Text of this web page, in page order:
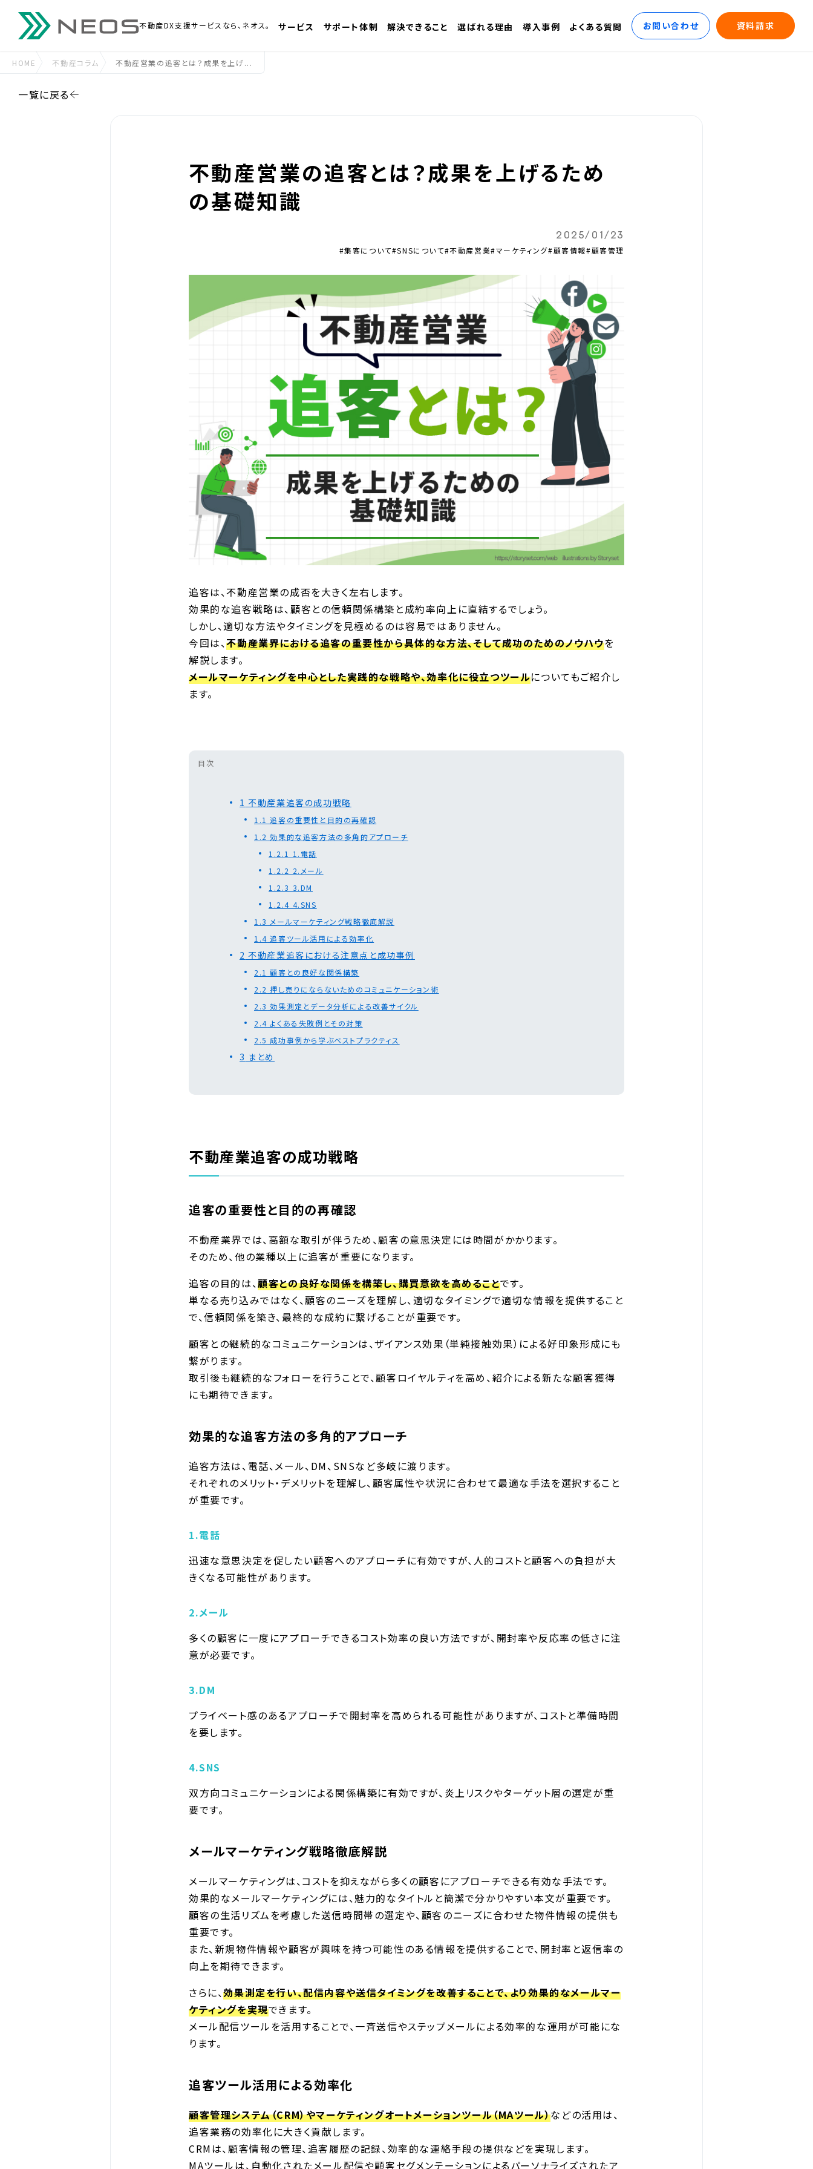
不動産DX支援サービスなら、ネオス。 サービス サポート体制 解決できること 選ばれる理由 導入事例 よくある質問 お問い合わせ 資料請求
HOME 不動産コラム 不動産営業の追客とは？成果を上げ...
一覧に戻る
不動産営業の追客とは？成果を上げるため
の基礎知識
2025/01/23
#集客について#SNSについて#不動産営業#マーケティング#顧客情報#顧客管理
追客は、不動産営業の成否を大きく左右します。
効果的な追客戦略は、顧客との信頼関係構築と成約率向上に直結するでしょう。
しかし、適切な方法やタイミングを見極めるのは容易ではありません。
今回は、不動産業界における追客の重要性から具体的な方法、そして成功のためのノウハウを
解説します。
メールマーケティングを中心とした実践的な戦略や、効率化に役立つツールについてもご紹介し
ます。
目次
1 不動産業追客の成功戦略
1.1 追客の重要性と目的の再確認
1.2 効果的な追客方法の多角的アプローチ
1.2.1
1.電話
1.2.2 2.メール
1.2.3 3.DM
1.2.4 4.SNS
1.3 メールマーケティング戦略徹底解説
1.4 追客ツール活用による効率化
2 不動産業追客における注意点と成功事例
2.1 顧客との良好な関係構築
2.2 押し売りにならないためのコミュニケーション術
2.3 効果測定とデータ分析による改善サイクル
2.4 よくある失敗例とその対策
2.5 成功事例から学ぶベストプラクティス
3 まとめ
不動産業追客の成功戦略
追客の重要性と目的の再確認
不動産業界では、高額な取引が伴うため、顧客の意思決定には時間がかかります。
そのため、他の業種以上に追客が重要になります。
追客の目的は、顧客との良好な関係を構築し、購買意欲を高めることです。
単なる売り込みではなく、顧客のニーズを理解し、適切なタイミングで適切な情報を提供すること
で、信頼関係を築き、最終的な成約に繋げることが重要です。
顧客との継続的なコミュニケーションは、ザイアンス効果（単純接触効果）による好印象形成にも
繋がります。
取引後も継続的なフォローを行うことで、顧客ロイヤルティを高め、紹介による新たな顧客獲得
にも期待できます。
効果的な追客方法の多角的アプローチ
追客方法は、電話、メール、DM、SNSなど多岐に渡ります。
それぞれのメリット・デメリットを理解し、顧客属性や状況に合わせて最適な手法を選択すること
が重要です。
1.電話
迅速な意思決定を促したい顧客へのアプローチに有効ですが、人的コストと顧客への負担が大
きくなる可能性があります。
2.メール
多くの顧客に一度にアプローチできるコスト効率の良い方法ですが、開封率や反応率の低さに注
意が必要です。
3.DM
プライベート感のあるアプローチで開封率を高められる可能性がありますが、コストと準備時間
を要します。
4.SNS
双方向コミュニケーションによる関係構築に有効ですが、炎上リスクやターゲット層の選定が重
要です。
メールマーケティング戦略徹底解説
メールマーケティングは、コストを抑えながら多くの顧客にアプローチできる有効な手法です。
効果的なメールマーケティングには、魅力的なタイトルと簡潔で分かりやすい本文が重要です。
顧客の生活リズムを考慮した送信時間帯の選定や、顧客のニーズに合わせた物件情報の提供も
重要です。
また、新規物件情報や顧客が興味を持つ可能性のある情報を提供することで、開封率と返信率の
向上を期待できます。
さらに、効果測定を行い、配信内容や送信タイミングを改善することで、より効果的なメールマー
ケティングを実現できます。
メール配信ツールを活用することで、一斉送信やステップメールによる効率的な運用が可能にな
ります。
追客ツール活用による効率化
顧客管理システム（CRM）やマーケティングオートメーションツール（MAツール）などの活用は、
追客業務の効率化に大きく貢献します。
CRMは、顧客情報の管理、追客履歴の記録、効率的な連絡手段の提供などを実現します。
MAツールは、自動化されたメール配信や顧客セグメンテーションによるパーソナライズされたア